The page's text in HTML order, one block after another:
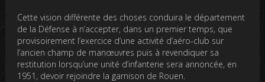
Cette vision différente des choses conduira le département
de la Défense à n’accepter, dans un premier temps, que
provisoirement l’exercice d’une activité d’aéro-club sur
l’ancien champ de manœuvres puis à revendiquer sa
restitution lorsqu’une unité d’infanterie sera annoncée, en
1951, devoir rejoindre la garnison de Rouen.